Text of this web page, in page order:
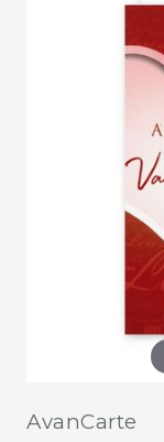
AvanCarte